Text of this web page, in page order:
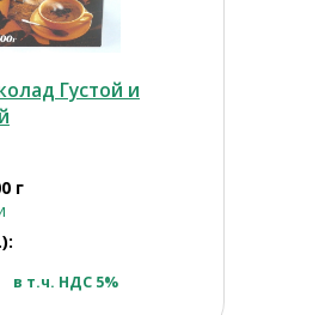
Густой и
г
в т.ч. НДС 5%